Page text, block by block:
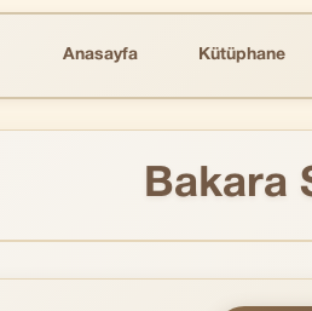
Anasayfa Kütüphane
Bakara